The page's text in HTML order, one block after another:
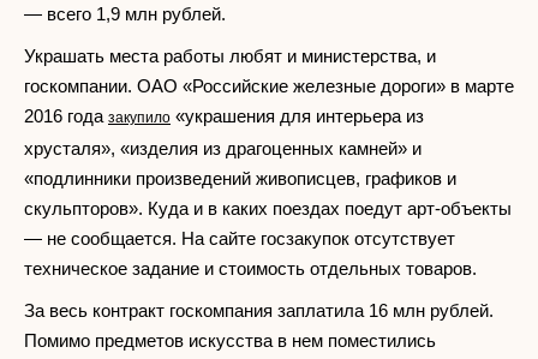
— всего 1,9 млн рублей.
Украшать места работы любят и министерства, и
госкомпании. ОАО «Российские железные дороги» в марте
2016 года закупило «украшения для интерьера из
хрусталя», «изделия из драгоценных камней» и
«подлинники произведений живописцев, графиков и
скульпторов». Куда и в каких поездах поедут арт-объекты
— не сообщается. На сайте госзакупок отсутствует
техническое задание и стоимость отдельных товаров.
За весь контракт госкомпания заплатила 16 млн рублей.
Помимо предметов искусства в нем поместились